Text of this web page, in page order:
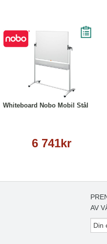
Whiteboard Nobo Mobil Stål
6 741kr
Läs mer
AV